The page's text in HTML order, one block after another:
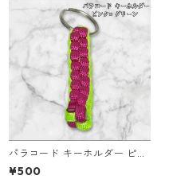
パラコード キーホルダー ピン
ク グリーン 編み込み s30
¥500